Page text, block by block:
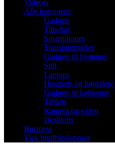
Videoer
Alle kategorier
Gadgets
Tilbehør
Smartphones
Transportmidler
Gadgets til hjemmet
Spil
Laptops
Headsets og højttalere
Gadgets til køkkenet
Tablets
Kamera og video
Desktops
Business
Tjek bredbåndspriser